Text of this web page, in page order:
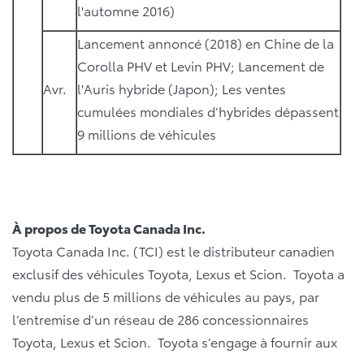
l'automne 2016)
Avr.
Lancement annoncé (2018) en Chine de la
Corolla PHV et Levin PHV; Lancement de
l'Auris hybride (Japon); Les ventes
cumulées mondiales d’hybrides dépassent
9 millions de véhicules
À propos de Toyota Canada Inc.
Toyota Canada Inc. (TCI) est le distributeur canadien
exclusif des véhicules Toyota, Lexus et Scion. Toyota a
vendu plus de 5 millions de véhicules au pays, par
l’entremise d’un réseau de 286 concessionnaires
Toyota, Lexus et Scion. Toyota s’engage à fournir aux